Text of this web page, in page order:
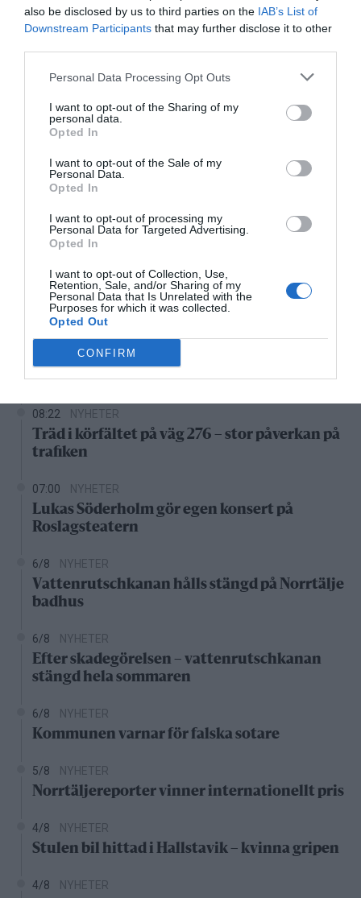
also be disclosed by us to third parties on the IAB’s List of
Downstream Participants that may further disclose it to other
Personal Data Processing Opt Outs
I want to opt-out of the Sharing of my
personal data.
Opted In
I want to opt-out of the Sale of my
Personal Data.
Opted In
I want to opt-out of processing my
Personal Data for Targeted Advertising.
Opted In
I want to opt-out of Collection, Use,
Retention, Sale, and/or Sharing of my
Personal Data that Is Unrelated with the
Purposes for which it was collected.
Opted Out
CONFIRM
Trålen 24 AB registrerat
måleriföretag i Norrtälje
Lokalt väder
33°C Klart
07:00 08:00 12:00
Senaste nytt
10:37 LEDARE
Bältros kan innebära livslångt lidande för
den som drabbas
08:22 NYHETER
Träd i körfältet på väg 276 – stor påverkan på
trafiken
07:00 NYHETER
Lukas Söderholm gör egen konsert på
Roslagsteatern
6/8 NYHETER
Vattenrutschkanan hålls stängd på Norrtälje
badhus
6/8 NYHETER
Efter skadegörelsen – vattenrutschkanan
stängd hela sommaren
6/8 NYHETER
Kommunen varnar för falska sotare
5/8 NYHETER
Norrtäljereporter vinner internationellt pris
4/8 NYHETER
Stulen bil hittad i Hallstavik – kvinna gripen
4/8 NYHETER